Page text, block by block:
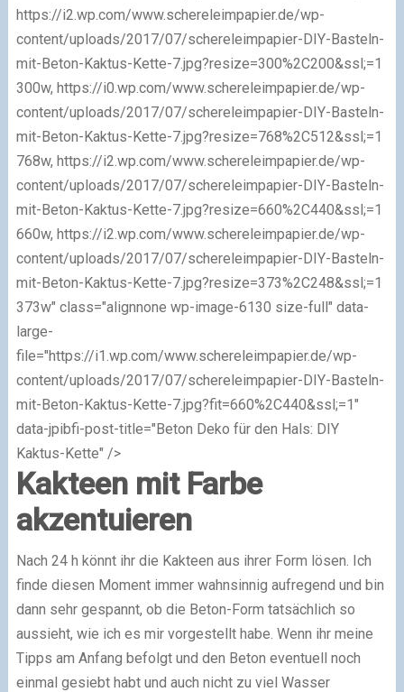
https://i2.wp.com/www.schereleimpapier.de/wp-
content/uploads/2017/07/schereleimpapier-DIY-Basteln-
mit-Beton-Kaktus-Kette-7.jpg?resize=300%2C200&ssl;=1
300w, https://i0.wp.com/www.schereleimpapier.de/wp-
content/uploads/2017/07/schereleimpapier-DIY-Basteln-
mit-Beton-Kaktus-Kette-7.jpg?resize=768%2C512&ssl;=1
768w, https://i2.wp.com/www.schereleimpapier.de/wp-
content/uploads/2017/07/schereleimpapier-DIY-Basteln-
mit-Beton-Kaktus-Kette-7.jpg?resize=660%2C440&ssl;=1
660w, https://i2.wp.com/www.schereleimpapier.de/wp-
content/uploads/2017/07/schereleimpapier-DIY-Basteln-
mit-Beton-Kaktus-Kette-7.jpg?resize=373%2C248&ssl;=1
373w" class="alignnone wp-image-6130 size-full" data-
large-
file="https://i1.wp.com/www.schereleimpapier.de/wp-
content/uploads/2017/07/schereleimpapier-DIY-Basteln-
mit-Beton-Kaktus-Kette-7.jpg?fit=660%2C440&ssl;=1"
data-jpibfi-post-title="Beton Deko für den Hals: DIY
Kaktus-Kette" />
Kakteen mit Farbe
akzentuieren
Nach 24 h könnt ihr die Kakteen aus ihrer Form lösen. Ich
finde diesen Moment immer wahnsinnig aufregend und bin
dann sehr gespannt, ob die Beton-Form tatsächlich so
aussieht, wie ich es mir vorgestellt habe. Wenn ihr meine
Tipps am Anfang befolgt und den Beton eventuell noch
einmal gesiebt habt und auch nicht zu viel Wasser